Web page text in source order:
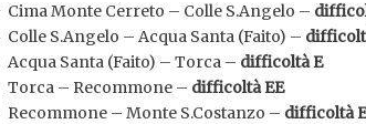
Cima Monte Cerreto – Colle S.Angelo –
Colle S.Angelo – Acqua Santa (Faito) –
Acqua Santa (Faito) – Torca – difficoltà E
Torca – Recommone – difficoltà EE
Recommone – Monte S.Costanzo – difficoltà E